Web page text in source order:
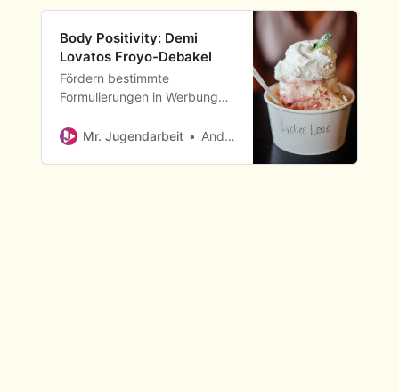
Body Positivity: Demi
Lovatos Froyo-Debakel
Fördern bestimmte
Formulierungen in Werbung
Mr. Jugendarbeit
Andy Fronius